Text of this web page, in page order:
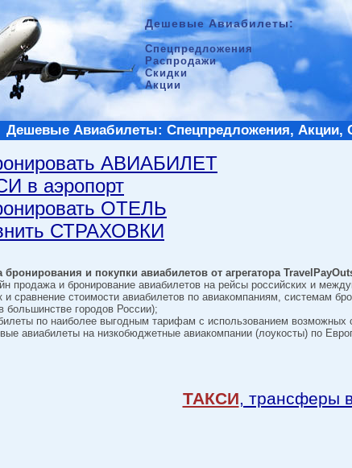
Дешевые Авиабилеты:
Спецпредложения
Распродажи
Скидки
Акции
Дешевые Авиабилеты: Спецпредложения, Акции,
АВИАБИЛЕТ
в аэропорт
ОТЕЛЬ
СТРАХОВКИ
бронирования и покупки авиабилетов от агрегатора
продажа и бронирование авиабилетов на рейсы российских и
и сравнение стоимости авиабилетов по авиакомпаниям, системам
большинстве городов России);
по наиболее выгодным тарифам с использованием возможных
авиабилеты на низкобюджетные авиакомпании (лоукосты) по
ТАКСИ, трансферы